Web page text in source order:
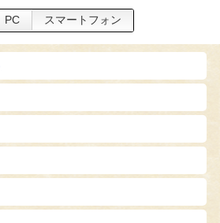
PC スマートフォン